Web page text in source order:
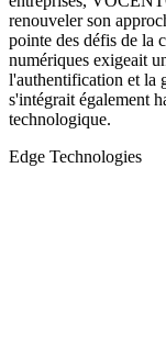
renouveler son
pointe des défis de la
numériques exigeait
l'authentification et la
s'intégrait également
technologique.
Edge Technologies